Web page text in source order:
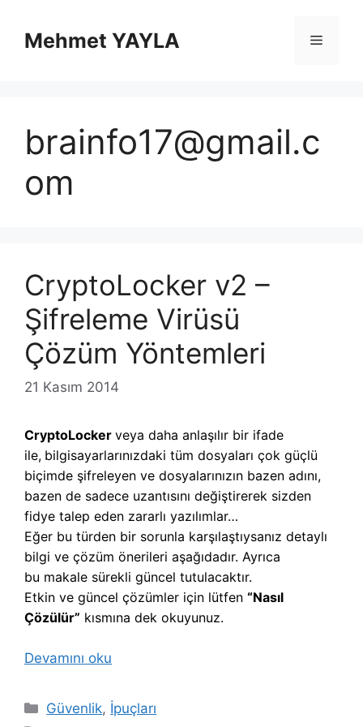
Mehmet YAYLA Menü
brainfo17@gmail.c
om
CryptoLocker v2 –
Şifreleme Virüsü
Çözüm Yöntemleri
21 Kasım 2014
CryptoLocker veya daha anlaşılır bir ifade
ile, bilgisayarlarınızdaki tüm dosyaları çok güçlü
biçimde şifreleyen ve dosyalarınızın bazen adını,
bazen de sadece uzantısını değiştirerek sizden
fidye talep eden zararlı yazılımlar…
Eğer bu türden bir sorunla karşılaştıysanız detaylı
bilgi ve çözüm önerileri aşağıdadır. Ayrıca
bu makale sürekli güncel tutulacaktır.
Etkin ve güncel çözümler için lütfen “Nasıl
Çözülür” kısmına dek okuyunuz.
Devamını oku
Kategoriler
Güvenlik, İpuçları